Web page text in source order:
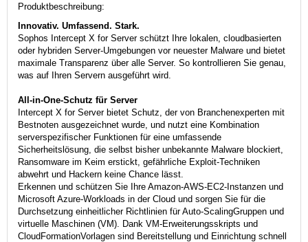
Produktbeschreibung:
Innovativ. Umfassend. Stark.
Sophos Intercept X for Server schützt Ihre lokalen, cloudbasierten
oder hybriden Server-Umgebungen vor neuester Malware und bietet
maximale Transparenz über alle Server. So kontrollieren Sie genau,
was auf Ihren Servern ausgeführt wird.
All-in-One-Schutz für Server
Intercept X for Server bietet Schutz, der von Branchenexperten mit
Bestnoten ausgezeichnet wurde, und nutzt eine Kombination
serverspezifischer Funktionen für eine umfassende
Sicherheitslösung, die selbst bisher unbekannte Malware blockiert,
Ransomware im Keim erstickt, gefährliche Exploit-Techniken
abwehrt und Hackern keine Chance lässt.
Erkennen und schützen Sie Ihre Amazon-AWS-EC2-Instanzen und
Microsoft Azure-Workloads in der Cloud und sorgen Sie für die
Durchsetzung einheitlicher Richtlinien für Auto-ScalingGruppen und
virtuelle Maschinen (VM). Dank VM-Erweiterungsskripts und
CloudFormationVorlagen sind Bereitstellung und Einrichtung schnell